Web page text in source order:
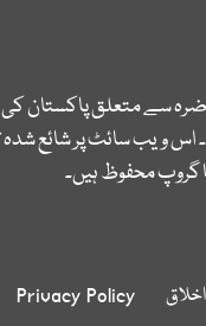
سے متعلق پاکستان
ویب سائٹ پر شائع شدہ
محفوظ ہیں۔
Privacy Policy